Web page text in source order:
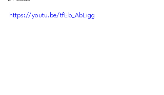
https://youtu.be/tfEb_AbLigg